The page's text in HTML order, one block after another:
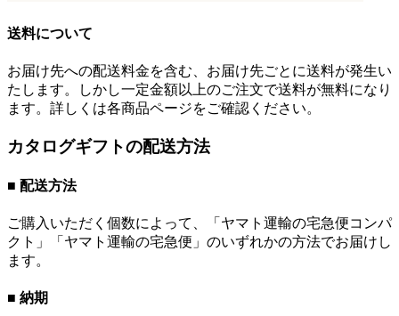
送料について
お届け先への配送料金を含む、お届け先ごとに送料が発生い
たします。しかし一定金額以上のご注文で送料が無料になり
ます。詳しくは各商品ページをご確認ください。
カタログギフトの配送方法
■ 配送方法
ご購入いただく個数によって、「ヤマト運輸の宅急便コンパ
クト」「ヤマト運輸の宅急便」のいずれかの方法でお届けし
ます。
■ 納期